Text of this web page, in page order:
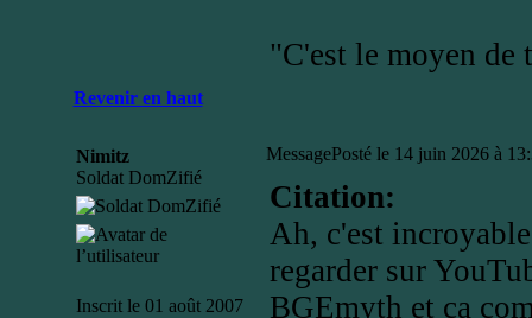
"C'est le moyen
Revenir en haut
Nimitz
Soldat DomZifié
Inscrit le 01 août 2007
MessagePosté le 14 juin 2026 à
Citation:
Ah, c'est
regarder sur
BGEmyth et ça